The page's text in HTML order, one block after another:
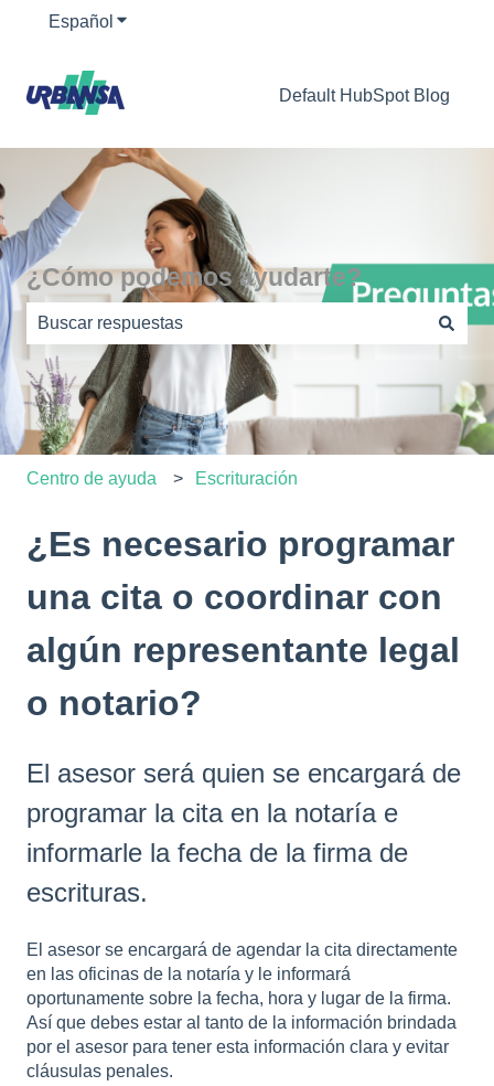
Español Traducciones de Mostrar submenú de
Default HubSpot Blog
¿Cómo podemos ayudarte?
No hay sugerencias porque el campo de búsqueda
Centro de ayuda Escrituración
¿Es necesario programar
una cita o coordinar con
algún representante legal
o notario?
El asesor será quien se encargará de
programar la cita en la notaría e
informarle la fecha de la firma de
escrituras.
El asesor se encargará de agendar la cita directamente
en las oficinas de la notaría y le informará
oportunamente sobre la fecha, hora y lugar de la firma.
Así que debes estar al tanto de la información brindada
por el asesor para tener esta información clara y evitar
cláusulas penales.